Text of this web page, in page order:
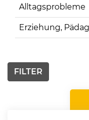
Alltagsprobleme
Erziehung,
FILTER